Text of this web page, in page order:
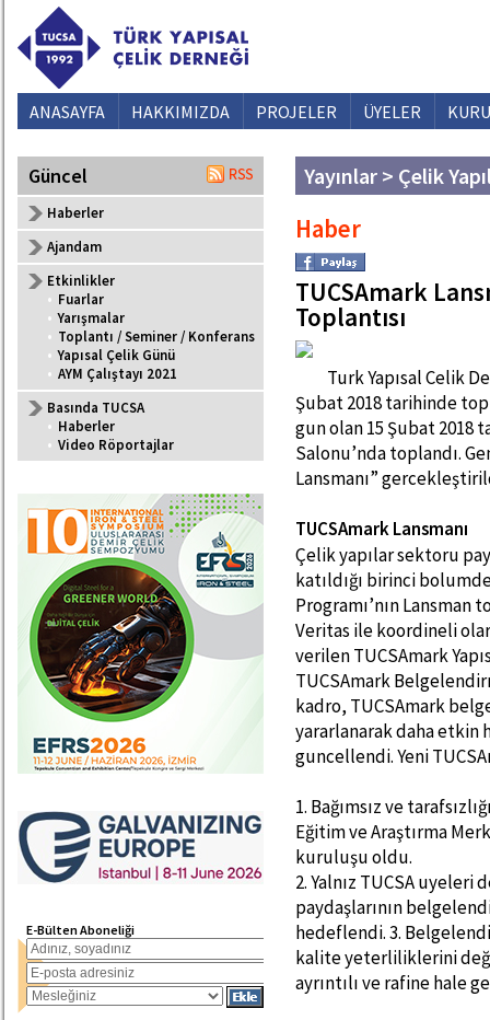
ANASAYFA HAKKIMIZDA PROJELER ÜYELER
Güncel
Haberler
Ajandam
Etkinlikler
• Fuarlar
• Yarışmalar
• Toplantı / Seminer / Konferans
• Yapısal Çelik Günü
• AYM Çalıştayı 2021
Basında TUCSA
• Haberler
• Video Röportajlar
E-Bülten Aboneliği
Yayınlar > Çelik
Haber
TUCSAmark
Toplantısı
Turk Yapısal Celik
Şubat 2018 tarihinde
gun olan 15 Şubat 2018
Salonu’nda toplandı.
Lansmanı”
TUCSAmark Lansmanı
Çelik yapılar sektoru
katıldığı birinci
Programı’nın Lansman
Veritas ile koordineli
verilen TUCSAmark
TUCSAmark
kadro, TUCSAmark
yararlanarak daha etkin
guncellendi. Yeni
1. Bağımsız ve
Eğitim ve Araştırma
kuruluşu oldu.
2. Yalnız TUCSA
paydaşlarının
hedeflendi. 3.
kalite yeterliliklerini
ayrıntılı ve rafine hale